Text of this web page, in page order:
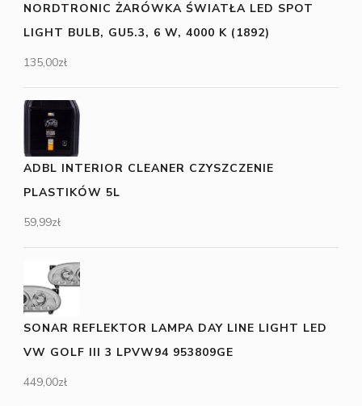
NORDTRONIC ŻARÓWKA ŚWIATŁA LED SPOT
LIGHT BULB, GU5.3, 6 W, 4000 K (1892)
135,00zł
ADBL INTERIOR CLEANER CZYSZCZENIE
PLASTIKÓW 5L
59,99zł
SONAR REFLEKTOR LAMPA DAY LINE LIGHT LED
VW GOLF III 3 LPVW94 953809GE
449,00zł